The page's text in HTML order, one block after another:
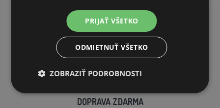
PREČO NAKUPOVAŤ U NÁS?
DOPRAVA ZDARMA
PRIJAŤ VŠETKO
ODMIETNUŤ VŠETKO
ZOBRAZIŤ PODROBNOSTI